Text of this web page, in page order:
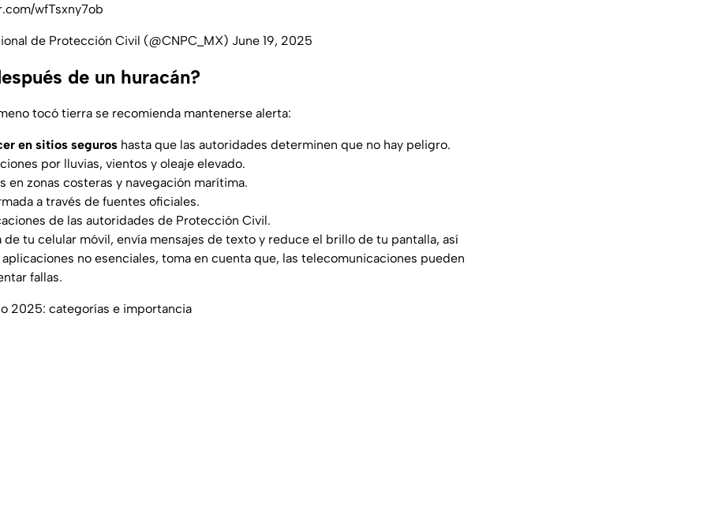
wfTsxny7ob
de Protección Civil (@CNPC_MX) June 19, 2025
de un huracán?
tocó tierra se recomienda mantenerse alerta:
en sitios seguros hasta que las autoridades determinen que no hay peligro.
por lluvias, vientos y oleaje elevado.
en zonas costeras y navegación marítima.
a través de fuentes oficiales.
de las autoridades de Protección Civil.
de tu celular móvil, envía mensajes de texto y reduce el brillo de tu pantalla, así
no esenciales, toma en cuenta que, las telecomunicaciones pueden
fallas.
2025: categorías e importancia